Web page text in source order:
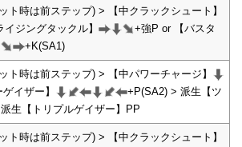
ト時は前ステップ) > 【中クラックシュート】
ジングタックル】
+強P or 【バスタ
+K(SA1)
ト時は前ステップ) > 【中パワーチャージ】
イザー】
+P(SA2) > 派生【ツ
生【トリプルゲイザー】PP
ト時は前ステップ) > 【中クラックシュート】